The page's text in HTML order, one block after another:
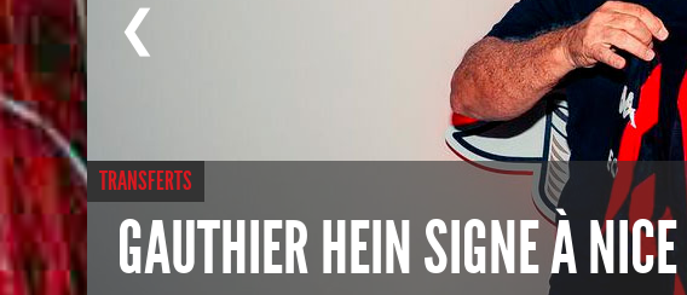
TRANSFERTS
GAUTHIER HEIN SIGNE À NICE
❮